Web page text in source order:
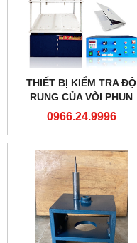
THIẾT BỊ KIỂM TRA ĐỘ
RUNG CỦA VÒI PHUN
NƯỚC- ZONSKY
0966.24.9996